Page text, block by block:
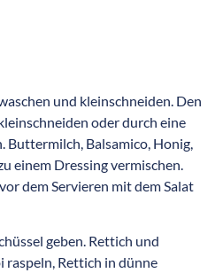
und kleinschneiden. Den
oder durch eine
Buttermilch, Balsamico, Honig,
einem Dressing vermischen.
dem Servieren mit dem Salat
geben. Rettich und
raspeln, Rettich in dünne